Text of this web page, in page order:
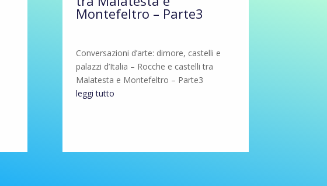
Montefeltro – Parte3
Conversazioni d’arte: dimore, castelli e
palazzi d’Italia – Rocche e castelli tra
Malatesta e Montefeltro – Parte3
leggi tutto